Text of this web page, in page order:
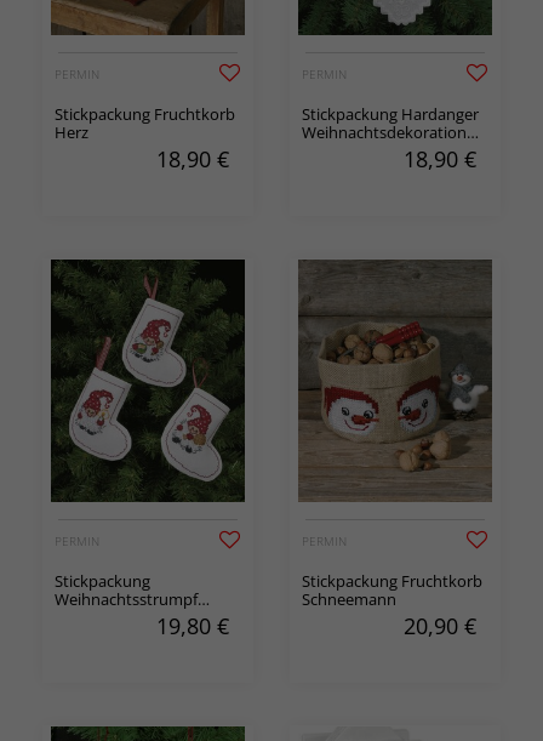
PERMIN
Stickpackung Fruchtkorb
Herz
18,90 €
PERMIN
Stickpackung Hardanger
Weihnachtsdekoration
Engel 3-er Pack18,90 €
PERMIN
Stickpackung
Weihnachtsstrumpf
Wichtel 3-er Pack19,80 €
PERMIN
Stickpackung Fruchtkorb
Schneemann
20,90 €